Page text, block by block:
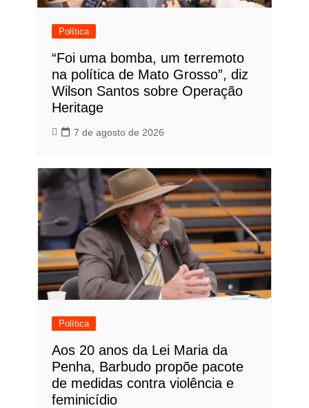
Política
“Foi uma bomba, um terremoto
na política de Mato Grosso”, diz
Wilson Santos sobre Operação
Heritage
7 de agosto de 2026
Política
Aos 20 anos da Lei Maria da
Penha, Barbudo propõe pacote
de medidas contra violência e
feminicídio